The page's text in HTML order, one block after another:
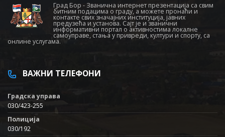
Град Бор - Званична интернет презентација са свим
битним подацима о граду, а можете пронаћи и
контакте свих значајних институција, јавних
предузећа и установа. Сајт је и званични
информативни портал о активностима локалне
самоуправе, стања у привреди, култури и спорту, са
онлине услугама.
ВАЖНИ ТЕЛЕФОНИ
Градска управа
030/423-255
Полиција
030/192